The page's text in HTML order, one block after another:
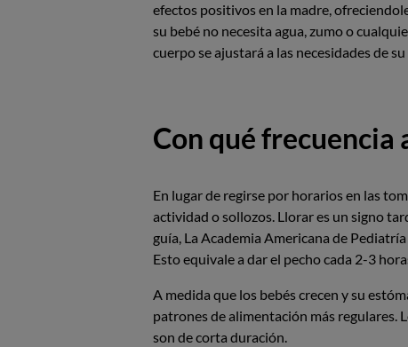
efectos positivos en la madre,
su bebé no necesita agua, zumo o
cuerpo se ajustará a las necesidades de
Con qué
En lugar de regirse por horarios en las
actividad o sollozos. Llorar es un signo
guía, La Academia Americana de
Esto equivale a dar el pecho cada 2-3
A medida que los bebés crecen y su
patrones de alimentación más regulares.
son de corta duración.